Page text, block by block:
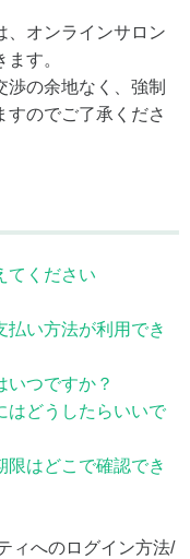
、オンラインサロン
す。
の余地なく、強制
すのでご了承くださ
てください
払い方法が利用でき
いつですか？
はどうしたらいいで
限はどこで確認でき
ィへのログイン方法/